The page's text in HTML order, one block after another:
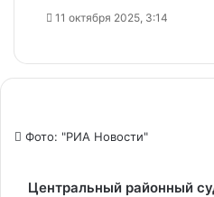
11 октября 2025, 3:14
Фото: "РИА Новости"
Центральный районный